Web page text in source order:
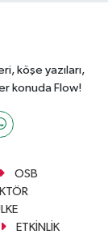
köşe yazıları,
konuda Flow!
OSB
ETKİNLİK